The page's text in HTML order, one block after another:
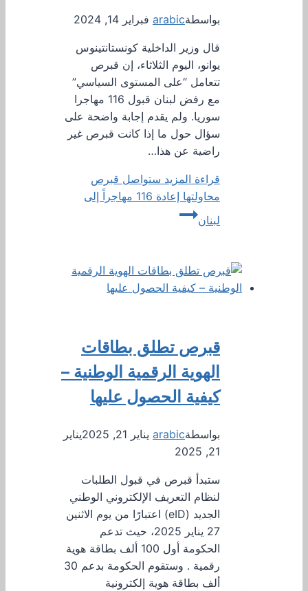
بواسطةarabic فبراير 14, 2024
قال وزير الداخلية كونستانتينوس
يوانو، اليوم الثلاثاء، إن قبرص
تتعامل “على المستوى السياسي”
مع رفض لبنان قبول 116 مهاجرا
سوريا. ولم يقدم إجابة واضحة على
سؤال حول ما إذا كانت قبرص غير
راضية عن هذا…
قراءة المزيد ستواصل قبرص
محاولتها إعادة 116 مهاجراً إلى
لبنان
قبرص تطلق بطاقات
الهوية الرقمية الوطنية –
كيفية الحصول عليها
بواسطةarabic يناير 21, 2025
يناير
21, 2025
ستبدأ قبرص في قبول الطلبات
لنظام التعريف الإلكتروني الوطني
الجديد (eID) اعتبارًا من يوم الاثنين
27 يناير 2025، حيث تدعم
الحكومة أول 100 ألف بطاقة هوية
رقمية . وستقوم الحكومة بدعم 30
ألف بطاقة هوية إلكترونية